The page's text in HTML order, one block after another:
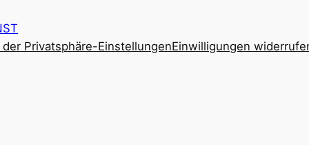
Privatsphäre-EinstellungenEinwilligungen